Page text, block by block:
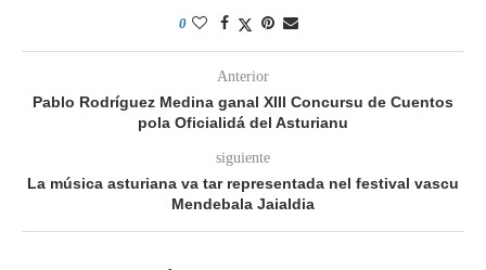
0
Anterior
Pablo Rodríguez Medina ganal XIII Concursu de Cuentos
pola Oficialidá del Asturianu
siguiente
La música asturiana va tar representada nel festival vascu
Mendebala Jaialdia